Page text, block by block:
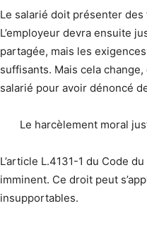
Le salarié doit présenter des
L’employeur devra ensuite
partagée, mais les
suffisants. Mais cela
salarié pour avoir dénoncé
Le harcèlement moral
L’article L.4131-1 du Code
imminent. Ce droit peut
insupportables.